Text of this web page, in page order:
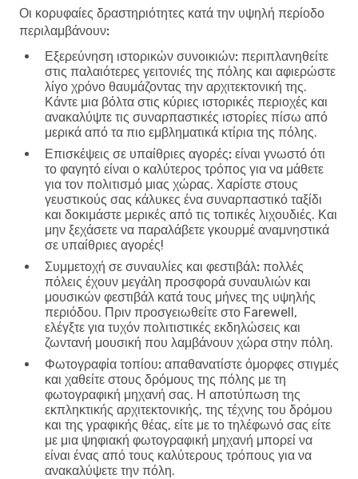
Οι κορυφαίες δραστηριότητες κατά την υψηλή περίοδο
περιλαμβάνουν:
Εξερεύνηση ιστορικών συνοικιών: περιπλανηθείτε
στις παλαιότερες γειτονιές της πόλης και αφιερώστε
λίγο χρόνο θαυμάζοντας την αρχιτεκτονική της.
Κάντε μια βόλτα στις κύριες ιστορικές περιοχές και
ανακαλύψτε τις συναρπαστικές ιστορίες πίσω από
μερικά από τα πιο εμβληματικά κτίρια της πόλης.
Επισκέψεις σε υπαίθριες αγορές: είναι γνωστό ότι
το φαγητό είναι ο καλύτερος τρόπος για να μάθετε
για τον πολιτισμό μιας χώρας. Χαρίστε στους
γευστικούς σας κάλυκες ένα συναρπαστικό ταξίδι
και δοκιμάστε μερικές από τις τοπικές λιχουδιές. Και
μην ξεχάσετε να παραλάβετε γκουρμέ αναμνηστικά
σε υπαίθριες αγορές!
Συμμετοχή σε συναυλίες και φεστιβάλ: πολλές
πόλεις έχουν μεγάλη προσφορά συναυλιών και
μουσικών φεστιβάλ κατά τους μήνες της υψηλής
περιόδου. Πριν προσγειωθείτε στο Farewell,
ελέγξτε για τυχόν πολιτιστικές εκδηλώσεις και
ζωντανή μουσική που λαμβάνουν χώρα στην πόλη.
Φωτογραφία τοπίου: απαθανατίστε όμορφες στιγμές
και χαθείτε στους δρόμους της πόλης με τη
φωτογραφική μηχανή σας. Η αποτύπωση της
εκπληκτικής αρχιτεκτονικής, της τέχνης του δρόμου
και της γραφικής θέας, είτε με το τηλέφωνό σας είτε
με μια ψηφιακή φωτογραφική μηχανή μπορεί να
είναι ένας από τους καλύτερους τρόπους για να
ανακαλύψετε την πόλη.